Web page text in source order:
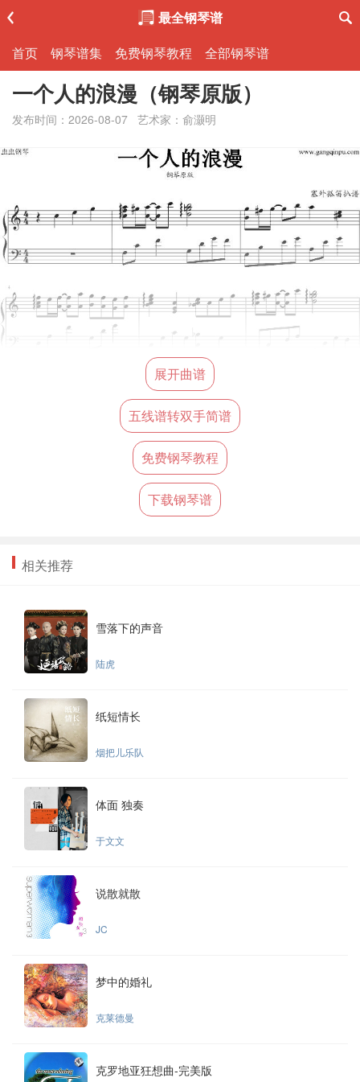
最全钢琴谱
首页
钢琴谱集 免费钢琴教程 全部钢琴谱
一个人的浪漫（钢琴原版）
发布时间：2026-08-07 艺术家：俞灏明
展开曲谱
五线谱转双手简谱
免费钢琴教程
下载钢琴谱
相关推荐
雪落下的声音
陆虎
纸短情长
烟把儿乐队
体面 独奏
于文文
说散就散
JC
梦中的婚礼
克莱德曼
克罗地亚狂想曲-完美版